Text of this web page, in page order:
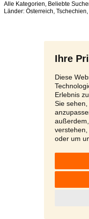
Ihre
Diese
Erlebnis
Sie
oder um
Alle Kategorien, Beliebte
Länder: Österreich, Tschechien,